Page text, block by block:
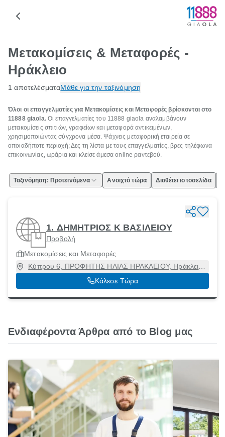
Μετακομίσεις & Μεταφορές -
Ηράκλειο
1 αποτελέσματαΜάθε για την ταξινόμηση
Όλοι οι επαγγελματίες για Μετακομίσεις και Μεταφορές βρίσκονται στο
11888 giaola.Οι επαγγελματίες του 11888 giaola αναλαμβάνουν
μετακομίσεις σπιτιών, γραφείων και μεταφορά αντικειμένων,
χρησιμοποιώντας σύγχρονα μέσα. Ψάχνεις μεταφορική εταιρεία σε
οποιαδήποτε περιοχή; Δες τη λίστα με τους επαγγελματίες, βρες τηλέφωνα
επικοινωνίας, ωράρια και κλείσε άμεσα online ραντεβού.
Ταξινόμηση: Προτεινόμενα Ανοιχτό τώρα Διαθέτει ιστοσελίδα
1. ΔΗΜΗΤΡΙΟΣ Κ ΒΑΣΙΛΕΙΟΥ
Προβολή
Μετακομίσεις και Μεταφορές
Κύπρου 6, ΠΡΟΦΗΤΗΣ ΗΛΙΑΣ ΗΡΑΚΛΕΙΟΥ, Ηράκλειο,
Αττική, 14122
Κάλεσε Τώρα
Ενδιαφέροντα Άρθρα από το Blog μας